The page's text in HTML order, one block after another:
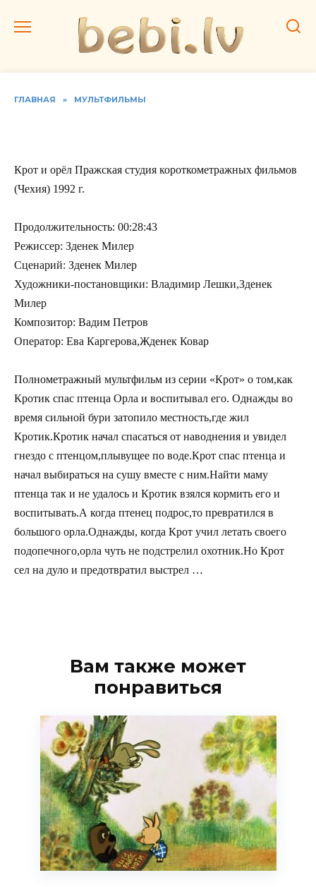
ГЛАВНАЯ » МУЛЬТФИЛЬМЫ
Крот и орёл Пражская студия короткометражных фильмов
(Чехия) 1992 г.
Продолжительность: 00:28:43
Режиссер: Зденек Милер
Сценарий: Зденек Милер
Художники-постановщики: Владимир Лешки,Зденек
Милер
Композитор: Вадим Петров
Оператор: Ева Каргерова,Жденек Ковар
Полнометражный мультфильм из серии «Крот» о том,как
Кротик спас птенца Орла и воспитывал его. Однажды во
время сильной бури затопило местность,где жил
Кротик.Кротик начал спасаться от наводнения и увидел
гнездо с птенцом,плывущее по воде.Крот спас птенца и
начал выбираться на сушу вместе с ним.Найти маму
птенца так и не удалось и Кротик взялся кормить его и
воспитывать.А когда птенец подрос,то превратился в
большого орла.Однажды, когда Крот учил летать своего
подопечного,орла чуть не подстрелил охотник.Но Крот
сел на дуло и предотвратил выстрел …
Вам также может
понравиться